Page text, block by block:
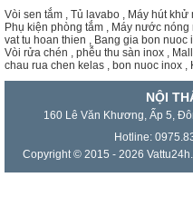
Vòi sen tắm , Tủ lavabo , Máy hút khử
Phụ kiện phòng tắm , Máy nước
vat tu hoan thien , Bang gia bon nuoc
Vòi rửa chén , phễu thu sàn inox ,
chau rua chen kelas , bon nuoc inox ,
NỘI
160 Lê Văn Khương, Ấp 5,
Hotline:
Copyright © 2015 - 2026